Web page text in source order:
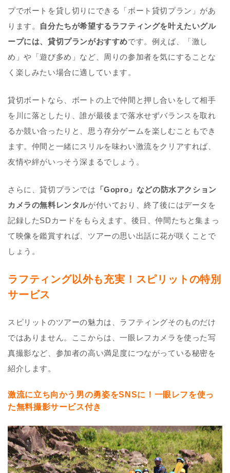
プでボートを貸し切りにできる「ボート貸切プラン」があ
ります。 自分たちが希望するラフティングを叶えたいグル
ープには、貸切プランがおすすめです。例えば、「激し
め」や「遊び多め」など、周りの参加者を気にすることな
く楽しみたい場合に適しています。
貸切ボートなら、ボートの上で仲間と押し合いをして相手
を川に落としたり、誰が最後まで落水せずバランスを取れ
るか競い合ったりと、思う存分ゲームを楽しむこともでき
ます。仲間と一緒にスリルを味わい激流をクリアすれば、
友情や絆がいっそう深まるでしょう。
さらに、貸切プランでは 「Gopro」などの防水アクション
カメラの無料レンタルが付いており、終了後にはデータを
記録したSDカードをもらえます。後日、仲間たちと集まっ
て映像を鑑賞すれば、ツアーの思い出話に花が咲くことで
しょう。
ラフティング以外も充実！スピリットの特別
サービス
スピリットのツアーの魅力は、ラフティングそのものだけ
ではありません。ここからは、一眼レフカメラを使った写
真撮影など、参加者の高い満足度につながっている秘密を
紹介します。
激流に立ち向かう男の勇姿をSNSに！一眼レフを使っ
た無料撮影サービス付き